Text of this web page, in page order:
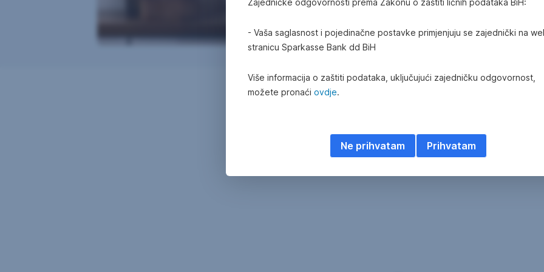
- Vaša saglasnost i pojedinačne postavke primjenjuju se zajednički na
stranicu Sparkasse Bank dd BiH
Više informacija o zaštiti podataka, uključujući zajedničku odgovornost,
možete pronaći ovdje.
Prihvatam
Ne prihvatam